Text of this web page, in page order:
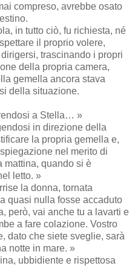
compreso, avrebbe osato
in tutto ciò, fu richiesta, né
il proprio volere,
trascinando i propri
della propria camera,
gemella ancora stava
della situazione.
a Stella… »
in direzione della
la propria gemella e,
nel merito di
mattina, quando si è
letto. »
la donna, tornata
quasi nulla fosse accaduto
però, vai anche tu a lavarti e
a fare colazione. Vostro
dato che siete sveglie, sarà
notte in mare. »
ubbidiente e rispettosa